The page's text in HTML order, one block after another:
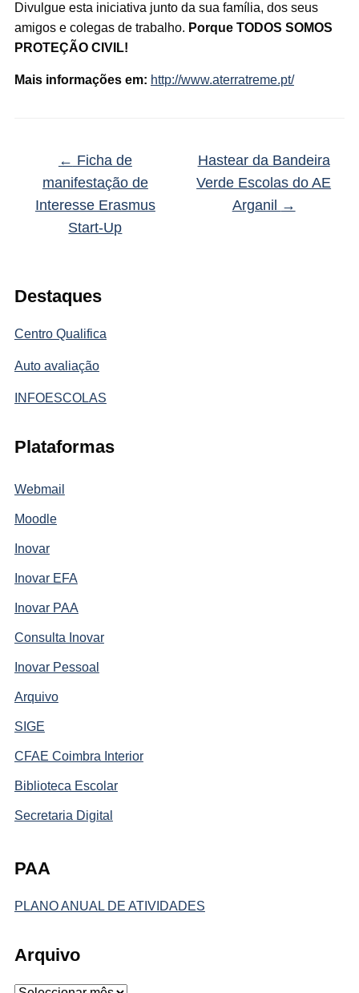
Destaques
Centro Qualifica
Auto avaliação
INFOESCOLAS
Plataformas
Webmail
Moodle
Inovar
Inovar EFA
Inovar PAA
Consulta Inovar
Inovar Pessoal
Arquivo
SIGE
CFAE Coimbra Interior
Biblioteca Escolar
Secretaria Digital
PAA
PLANO ANUAL DE ATIVIDADES
Arquivo
Divulgue esta iniciativa junto da sua família, dos seus
amigos e colegas de trabalho. Porque TODOS SOMOS
PROTEÇÃO CIVIL!
Mais informações em: http://www.aterratreme.pt/
← Ficha de
manifestação de
Interesse Erasmus
Start-Up
Hastear da Bandeira
Verde Escolas do AE
Arganil
→